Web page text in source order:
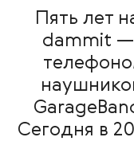
Пять лет
dammit —
Сегодня в